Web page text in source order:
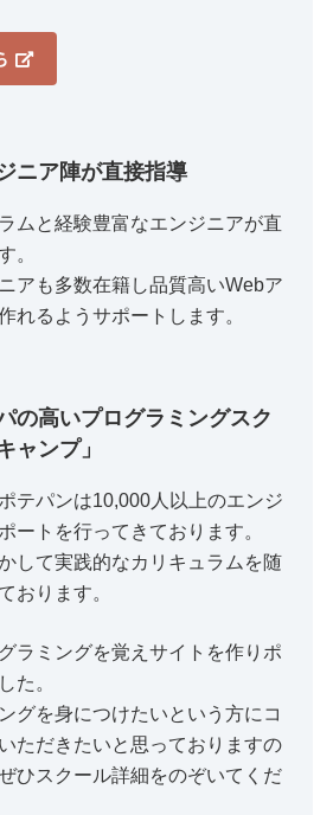
ニア陣が直接指導
ムと経験豊富なエンジニアが直
。
アも多数在籍し品質高いWebア
れるようサポートします。
の高いプログラミングスク
ャンプ」
テパンは10,000人以上のエンジ
ートを行ってきております。
して実践的なカリキュラムを随
おります。
ラミングを覚えサイトを作りポ
た。
グを身につけたいという方にコ
ただきたいと思っておりますの
ひスクール詳細をのぞいてくだ